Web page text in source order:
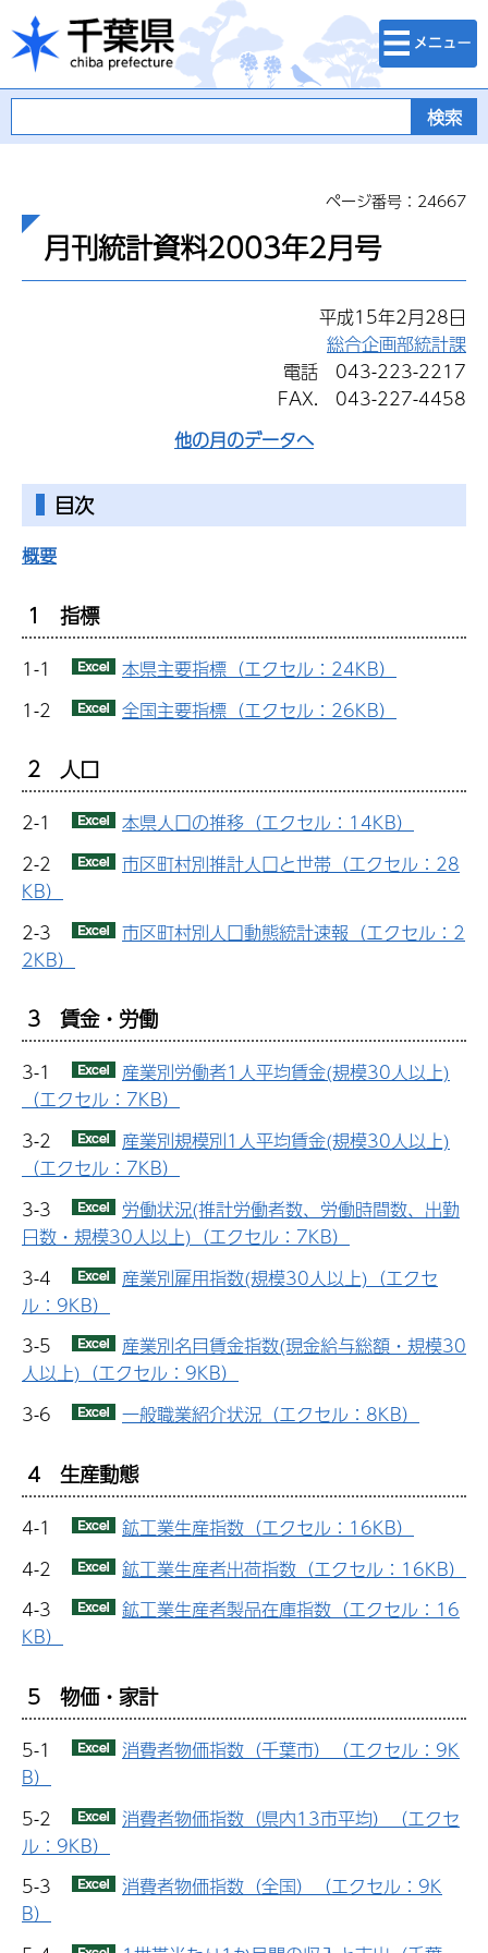
千葉県
検索・メニュ
ー
ページ番号：24667
月刊統計資料2003年2月号
平成15年2月28日
総合企画部統計課
電話 043-223-2217
FAX. 043-227-4458
他の月のデータへ
目次
概要
1 指標
1-1
本県主要指標（エクセル：24KB）
1-2
全国主要指標（エクセル：26KB）
2 人口
2-1
本県人口の推移（エクセル：14KB）
2-2
市区町村別推計人口と世帯（エクセル：28
KB）
2-3
市区町村別人口動態統計速報（エクセル：2
2KB）
3 賃金・労働
3-1
産業別労働者1人平均賃金(規模30人以上)
（エクセル：7KB）
3-2
産業別規模別1人平均賃金(規模30人以上)
（エクセル：7KB）
3-3
労働状況(推計労働者数、労働時間数、出勤
日数・規模30人以上)（エクセル：7KB）
3-4
産業別雇用指数(規模30人以上)（エクセ
ル：9KB）
3-5
産業別名目賃金指数(現金給与総額・規模30
人以上)（エクセル：9KB）
3-6
一般職業紹介状況（エクセル：8KB）
4 生産動態
4-1
鉱工業生産指数（エクセル：16KB）
4-2
鉱工業生産者出荷指数（エクセル：16KB）
4-3
鉱工業生産者製品在庫指数（エクセル：16
KB）
5 物価・家計
5-1
消費者物価指数（千葉市）（エクセル：9K
B）
5-2
消費者物価指数（県内13市平均）（エクセ
ル：9KB）
5-3
消費者物価指数（全国）（エクセル：9K
B）